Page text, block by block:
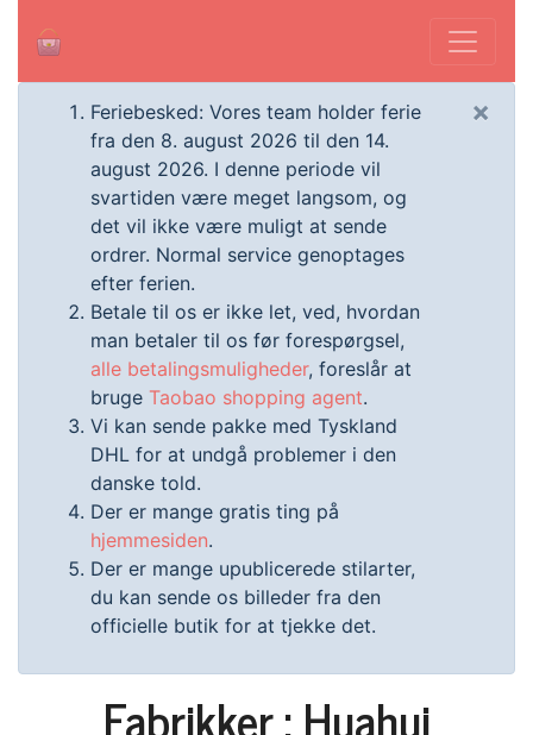
Feriebesked: Vores team holder ferie
fra den 8. august 2026 til den 14.
august 2026. I denne periode vil
svartiden være meget langsom, og
det vil ikke være muligt at sende
ordrer. Normal service genoptages
efter ferien.
Betale til os er ikke let, ved, hvordan
man betaler til os før forespørgsel,
alle betalingsmuligheder, foreslår at
bruge Taobao shopping agent.
Vi kan sende pakke med Tyskland
DHL for at undgå problemer i den
danske told.
Der er mange gratis ting på
hjemmesiden.
Der er mange upublicerede stilarter,
du kan sende os billeder fra den
officielle butik for at tjekke det.
×